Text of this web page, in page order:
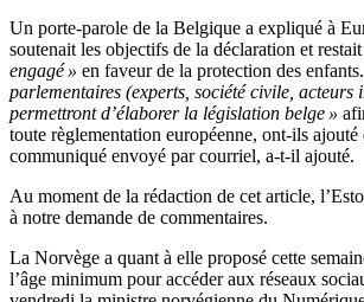
Un porte-parole de la Belgique a expliqué à
soutenait les objectifs de la déclaration et restait
engagé » en faveur de la protection des enfants.
parlementaires (experts, société civile, acteurs
permettront d’élaborer la législation belge »
toute règlementation européenne, ont-ils ajouté
communiqué envoyé par courriel, a-t-il ajouté.
Au moment de la rédaction de cet article,
à notre demande de commentaires.
La Norvège a quant à elle proposé cette
l’âge minimum pour accéder aux réseaux